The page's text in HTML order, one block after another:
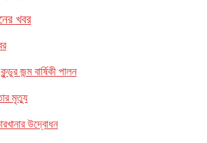
জন্ম বার্ষিকী পালন
মৃত্যু
উদ্বোধন